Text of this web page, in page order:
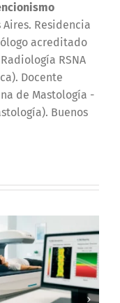
Residencia
acreditado
RSNA
Docente
de Mastología -
Buenos